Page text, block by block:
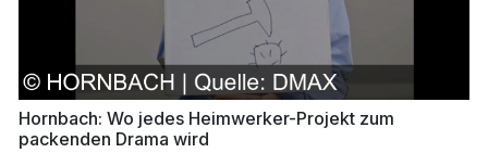
Hornbach: Wo jedes Heimwerker-Projekt zum
packenden Drama wird